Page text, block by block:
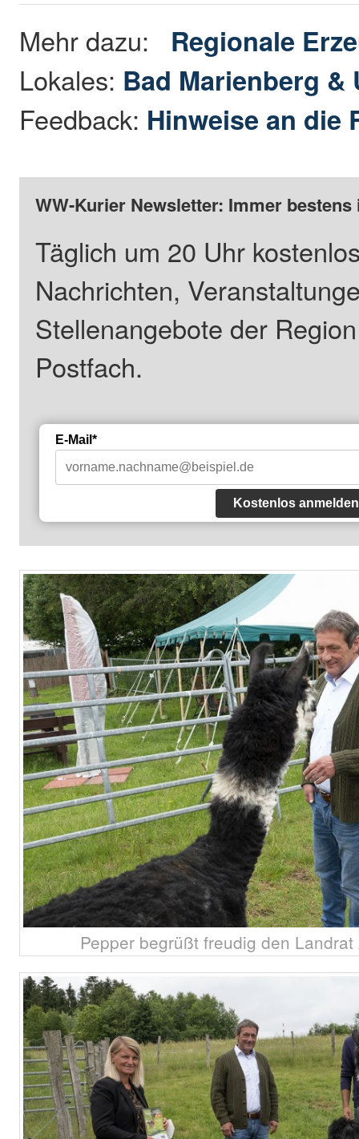
Mehr dazu: Regionale
Lokales: Bad Marienberg &
Feedback: Hinweise an die
WW-Kurier Newsletter: Immer
Täglich um 20 Uhr
Nachrichten,
Stellenangebote der
Postfach.
E-Mail*
Kostenlos anmelden
Pepper begrüßt freudig den